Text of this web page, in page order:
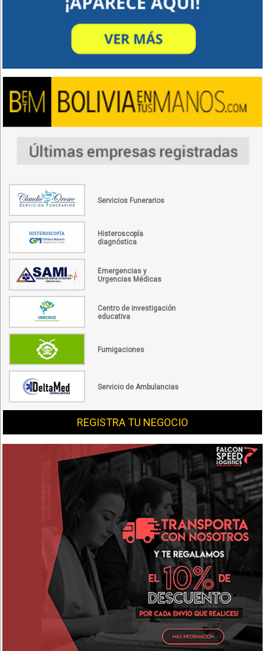
Servicios Funerarios
Histeroscopía
diagnóstica
Emergencias y
Urgencias Médicas
Centro de investigación
educativa
Fumigaciones
Servicio de Ambulancias
REGISTRA TU NEGOCIO